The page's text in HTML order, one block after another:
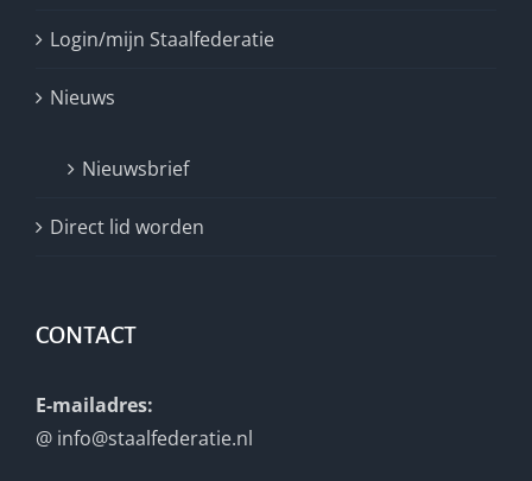
Login/mijn Staalfederatie
Nieuws
Nieuwsbrief
Direct lid worden
CONTACT
E-mailadres:
@ info@staalfederatie.nl